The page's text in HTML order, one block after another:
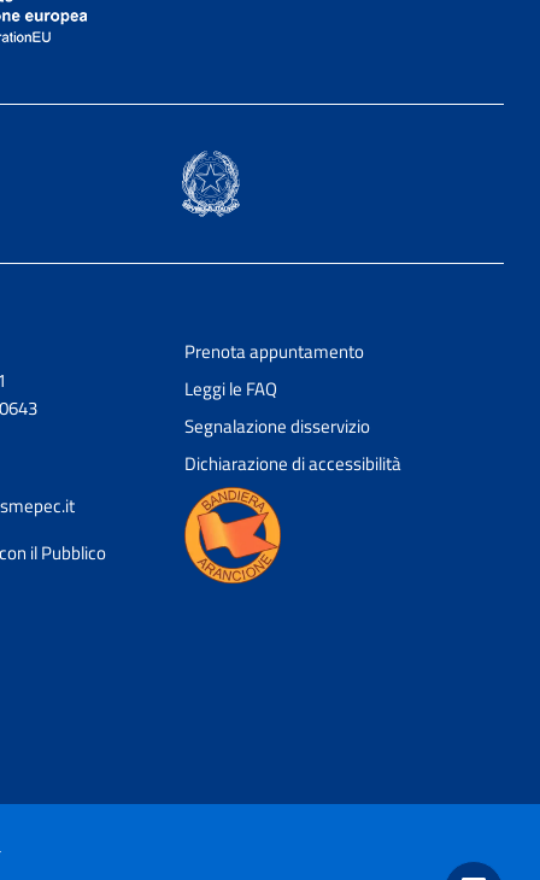
Ciao 👋
Come posso esserti utile?
il Pubblico
Prenota appuntamento
Leggi le FAQ
Segnalazione disservizio
Dichiarazione di accessibilità